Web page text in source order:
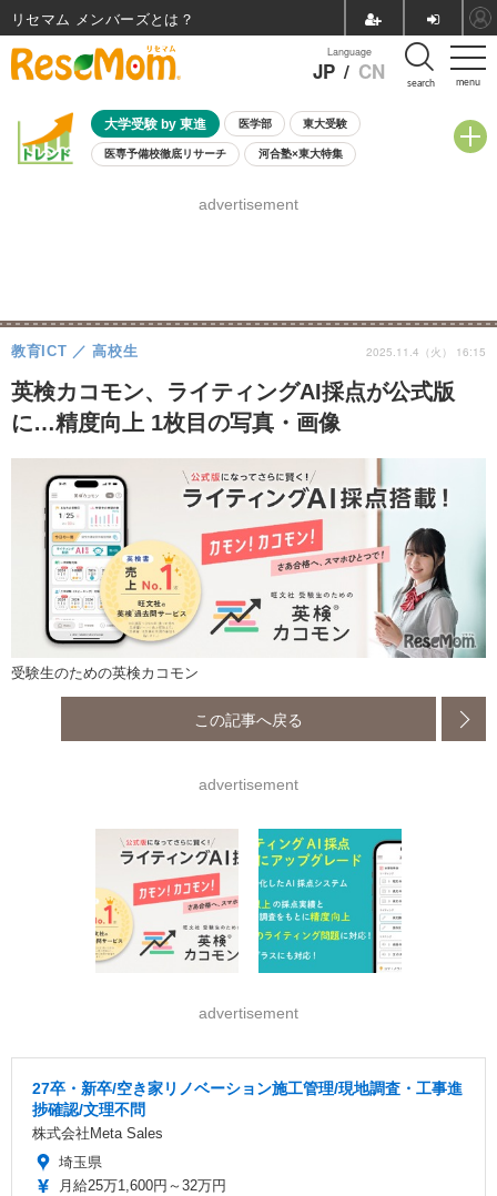
menu
Language
JP / CN search
大学受験 by 東進 医学部 東大受験
医専予備校徹底リサーチ 河合塾×東大特集
8月開催学校説明会・相談会
advertisement
英検カコモン、ライティングAI採点が公式版
に…精度向上 1枚目の写真・画像
教育ICT 高校生 2025.11.4（火） 16:15
受験生のための英検カコモン
この記事へ戻る
advertisement
advertisement
27卒・新卒/空き家リノベーション施工管理/現地調査・工事進
捗確認/文理不問
株式会社Meta Sales
埼玉県
月給25万1,600円～32万円
リセマム メンバーズ